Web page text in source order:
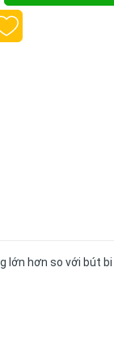
lớn hơn so với bút bi